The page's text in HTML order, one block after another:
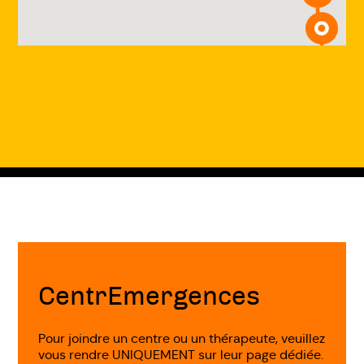
celles-ci.
Fin
CentrEmergences
Pour joindre un centre ou un thérapeute, veuillez
vous rendre UNIQUEMENT sur leur page dédiée.